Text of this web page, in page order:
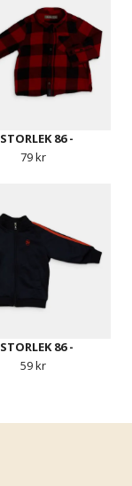
86 -
79 kr
86 -
59 kr